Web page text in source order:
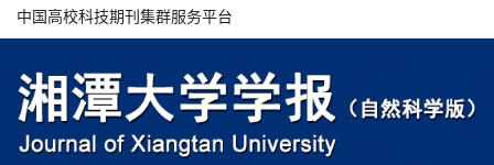
中国高校科技期刊集群服务平台